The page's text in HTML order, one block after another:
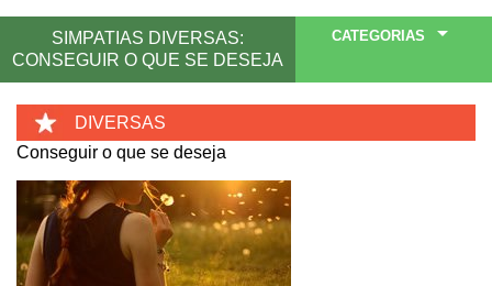
SIMPATIAS DIVERSAS:
CONSEGUIR O QUE SE DESEJA
CATEGORIAS
DIVERSAS
Conseguir o que se deseja